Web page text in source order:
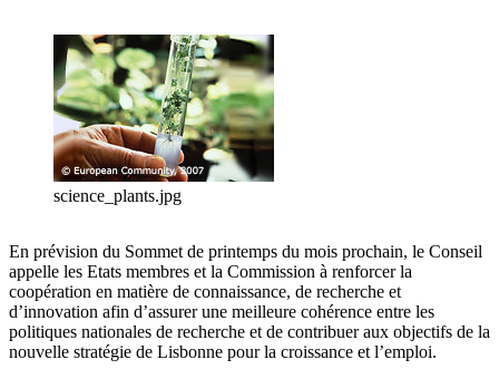
science_plants.jpg
En prévision du Sommet de printemps du mois prochain, le Conseil
appelle les Etats membres et la Commission à renforcer la
coopération en matière de connaissance, de recherche et
d’innovation afin d’assurer une meilleure cohérence entre les
politiques nationales de recherche et de contribuer aux objectifs de la
nouvelle stratégie de Lisbonne pour la croissance et l’emploi.